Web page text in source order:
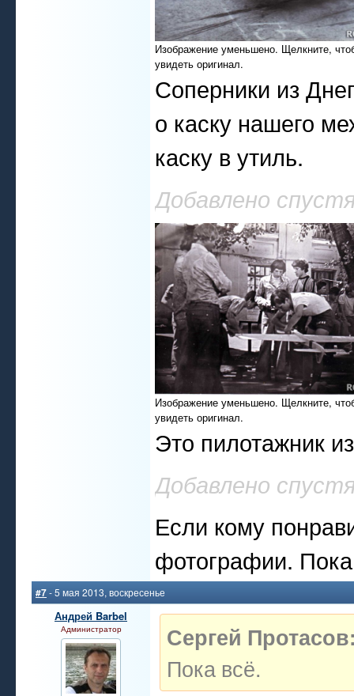
Изображение уменьшено. Щелкните,
увидеть оригинал.
Соперники из
о каску нашего
каску в утиль.
Добавлено
Изображение уменьшено. Щелкните,
увидеть оригинал.
Это пилотажник
Добавлено
Если кому
фотографии.
#7- 5 мая 2013, воскресенье
Андрей Barbel
Администратор Сергей
Пока всё.